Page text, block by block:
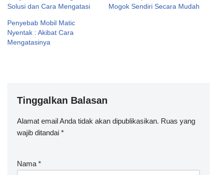
Solusi dan Cara Mengatasi
Mogok Sendiri Secara Mudah
Penyebab Mobil Matic
Nyentak : Akibat Cara
Mengatasinya
Tinggalkan Balasan
Alamat email Anda tidak akan dipublikasikan. Ruas yang
wajib ditandai *
Nama *
A
lt
n